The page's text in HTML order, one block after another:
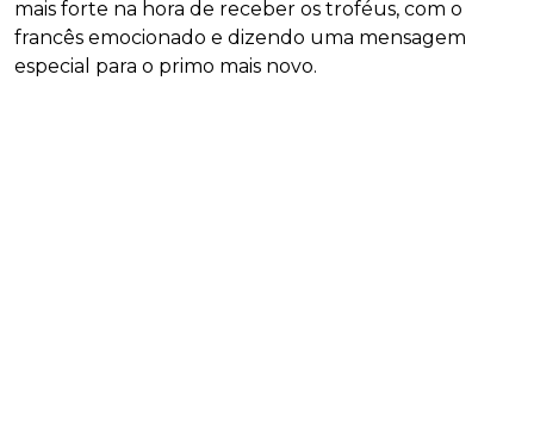
mais forte na hora de receber os troféus, com o
francês emocionado e dizendo uma mensagem
especial para o primo mais novo.